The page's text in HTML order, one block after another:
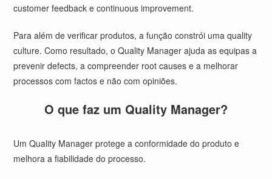
customer feedback e continuous improvement.
Para além de verificar produtos, a função constrói uma quality
culture. Como resultado, o Quality Manager ajuda as equipas a
prevenir defects, a compreender root causes e a melhorar
processos com factos e não com opiniões.
O que faz um Quality Manager?
Um Quality Manager protege a conformidade do produto e
melhora a fiabilidade do processo.